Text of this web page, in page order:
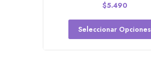
$5.490
Seleccionar Opciones